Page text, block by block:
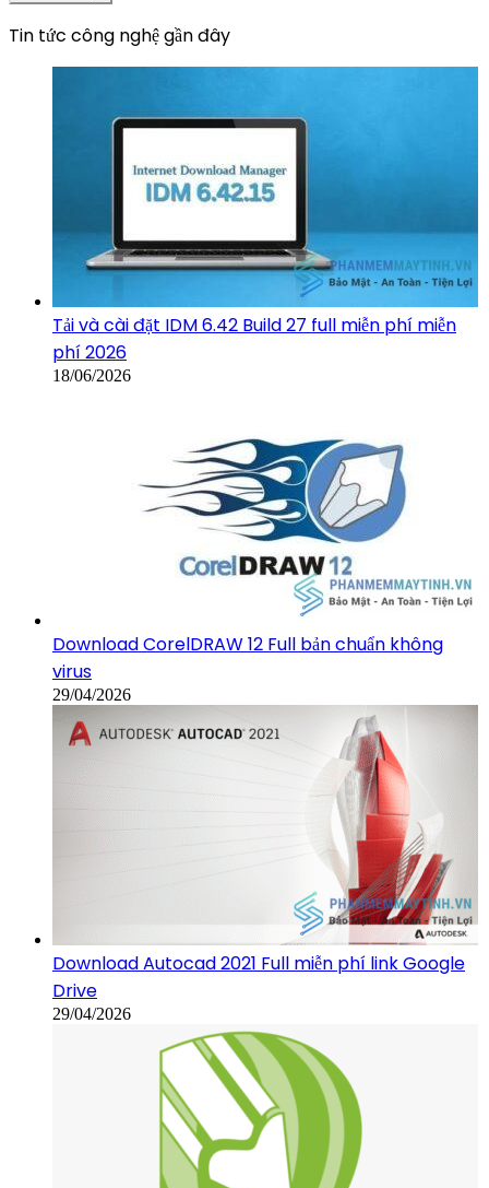
Tin tức công nghệ gần đây
Tải và cài đặt IDM 6.42 Build 27 full miễn phí miễn
phí 2026
18/06/2026
Download CorelDRAW 12 Full bản chuẩn không
virus
29/04/2026
Download Autocad 2021 Full miễn phí link Google
Drive
29/04/2026